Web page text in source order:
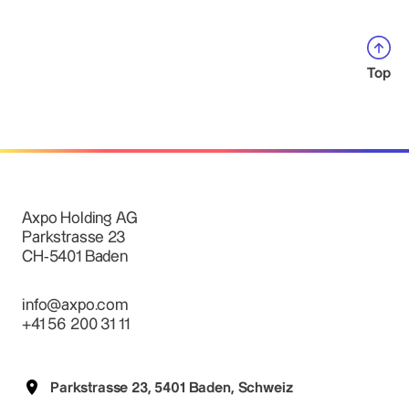
Top
Axpo Holding AG
Parkstrasse 23
CH-5401 Baden
info@axpo.com
+41 56 200 31 11
Parkstrasse 23, 5401 Baden, Schweiz